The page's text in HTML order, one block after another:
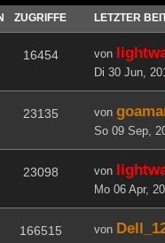
ZUGRIFFE LETZTER
16454 von
Di 30 Jun,
23135 von
So 09 Sep,
23098 von
Mo 06 Apr,
166515 von